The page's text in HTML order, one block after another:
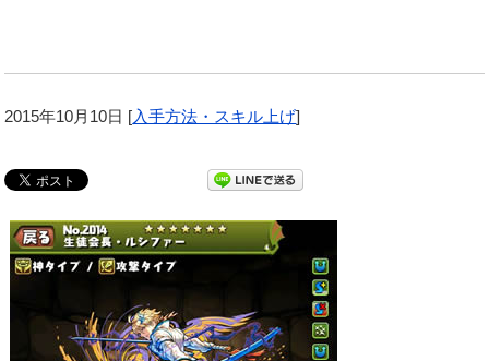
2015年10月10日 [入手方法・スキル上げ]